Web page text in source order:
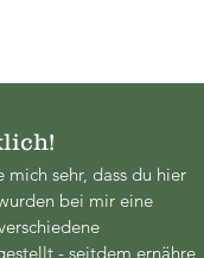
sehr, dass du hier
bei mir eine
- seitdem ernähre